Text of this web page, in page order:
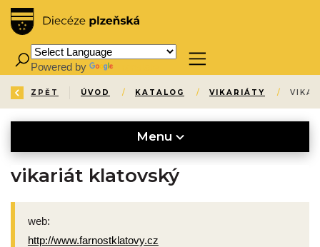
Powered by
ZPĚT ÚVOD / KATALOG / VIKARIÁTY /
Menu
vikariát klatovský
web:
http://www.farnostklatovy.cz